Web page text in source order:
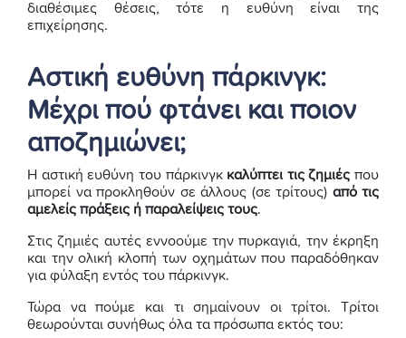
διαθέσιμες θέσεις, τότε η ευθύνη είναι της
επιχείρησης.
Αστική ευθύνη πάρκινγκ:
Μέχρι πού φτάνει και ποιον
αποζημιώνει;
Η αστική ευθύνη του πάρκινγκκαλύπτει τις ζημιές που
μπορεί να προκληθούν σε άλλους (σε τρίτους) από τις
αμελείς πράξεις ή παραλείψεις τους.
Στις ζημιές αυτές εννοούμε την πυρκαγιά, την έκρηξη
και την ολική κλοπή των οχημάτων που παραδόθηκαν
για φύλαξη εντός του πάρκινγκ.
Τώρα να πούμε και τι σημαίνουν οι τρίτοι. Τρίτοι
θεωρούνται συνήθως όλα τα πρόσωπα εκτός του: